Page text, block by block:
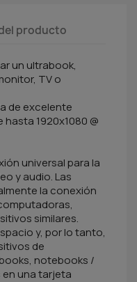
producto
un ultrabook,
TV o
de excelente
1920x1080 @
universal para la
y audio. Las
la conexión
similares.
y, por lo tanto,
de
notebooks /
una tarjeta